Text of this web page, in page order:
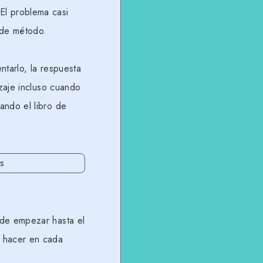
problema casi
método.
la respuesta
incluso cuando
el libro de
empezar hasta el
en cada